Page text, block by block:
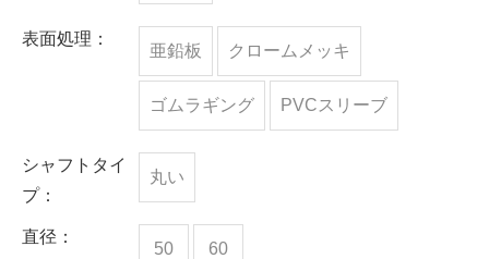
表面処理：
亜鉛板 クロームメッキ
ゴムラギング PVCスリーブ
シャフトタイ
プ：
丸い
直径：
50 60